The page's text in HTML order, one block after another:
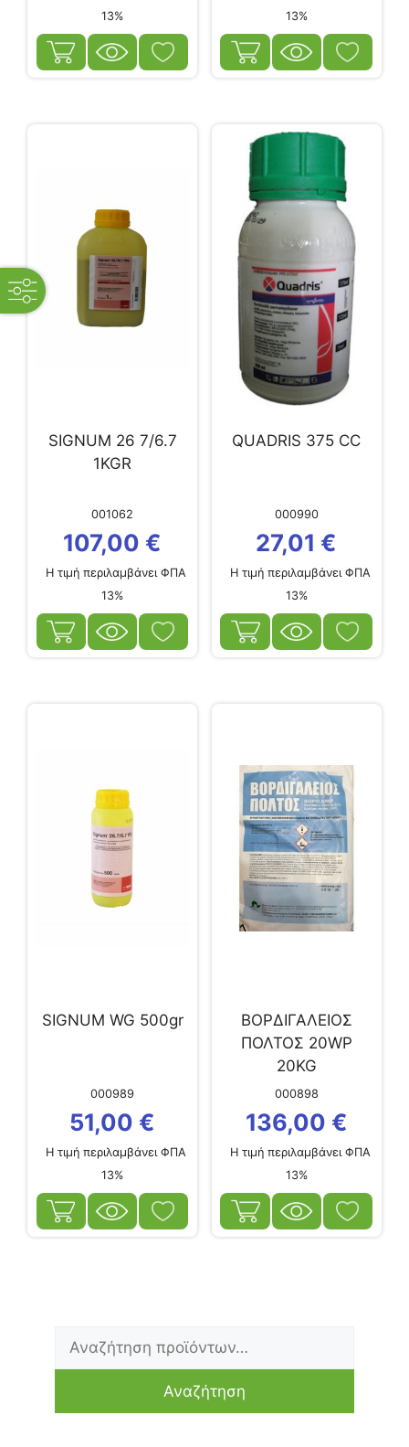
13%
13%
SIGNUM 26 7/6.7
1KGR
001062
107,00 €
Η τιμή περιλαμβάνει ΦΠΑ
13%
QUADRIS 375 CC
000990
27,01 €
Η τιμή περιλαμβάνει ΦΠΑ
13%
SIGNUM WG 500gr
000989
51,00 €
Η τιμή περιλαμβάνει ΦΠΑ
13%
ΒΟΡΔΙΓΑΛΕΙΟΣ
ΠΟΛΤΟΣ 20WP
20KG
000898
136,00 €
Η τιμή περιλαμβάνει ΦΠΑ
13%
Αναζήτηση
open
filters